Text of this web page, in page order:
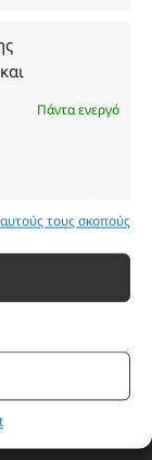
Πάντα ενεργό
τους σκοπούς